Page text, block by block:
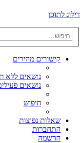
דילוג לתוכן
קישורים מהירים
נושאים ללא
נושאים
חיפוש
שאלות נפוצות
התחברות
הרשמה